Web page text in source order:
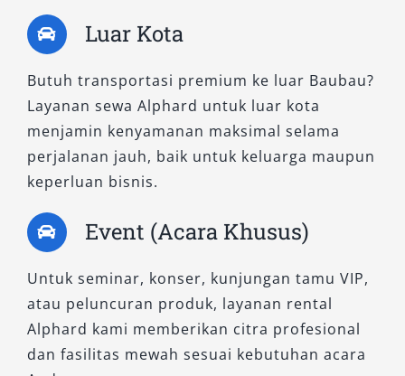
penumpang, menjadikannya pilihan praktis
bagi sewa Alphard untuk keluarga atau
5. Alphard 2.5L X CVT
Model klasik yang tetap dicari karena
keandalannya. Tipe ini sangat cocok untuk
pelanggan yang menginginkan rental Alphard
dengan performa solid namun tetap
Interior tetap lapang dengan konfigurasi
bangku nyaman, cocok untuk lepas kunci atau
dengan sopir, khususnya di area perkotaan
seperti Alphard Baubau.
Luar Kota
Butuh transportasi premium ke luar Baubau?
Layanan sewa Alphard untuk luar kota
menjamin kenyamanan maksimal selama
perjalanan jauh, baik untuk keluarga maupun
keperluan bisnis.
Event (Acara Khusus)
Untuk seminar, konser, kunjungan tamu VIP,
atau peluncuran produk, layanan rental
Alphard kami memberikan citra profesional
dan fasilitas mewah sesuai kebutuhan acara